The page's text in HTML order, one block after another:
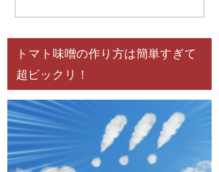
トマト味噌の作り方は簡単すぎて
超ビックリ！